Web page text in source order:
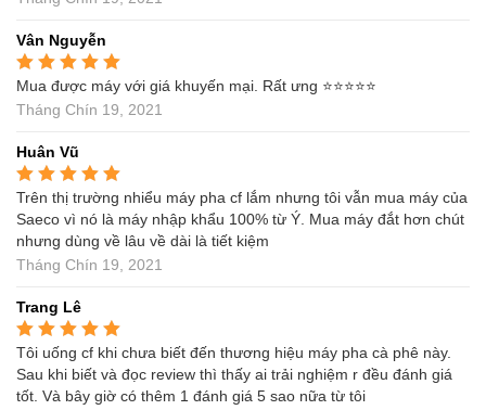
Vân Nguyễn
Được xếp hạng 55
sao
Mua được máy với giá khuyến mại. Rất ưng ⭐️⭐️⭐️⭐️⭐️
Tháng Chín 19, 2021
Huân Vũ
Được xếp hạng 5 5
sao
Trên thị trường nhiểu máy pha cf lắm nhưng tôi vẫn mua máy của
Saeco vì nó là máy nhập khẩu 100% từ Ý. Mua máy đắt hơn chút
nhưng dùng về lâu về dài là tiết kiệm
Tháng Chín 19, 2021
Trang Lê
Được xếp hạng55
sao
Tôi uống cf khi chưa biết đến thương hiệu máy pha cà phê này.
Sau khi biết và đọc review thì thấy ai trải nghiệm r đều đánh giá
tốt. Và bây giờ có thêm 1 đánh giá 5 sao nữa từ tôi